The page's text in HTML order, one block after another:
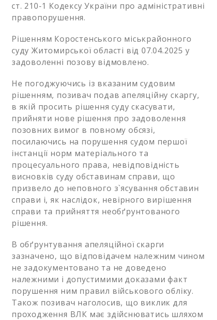
ст. 210-1 Кодексу України про адміністративні
правопорушення.
Рішенням Коростенського міськрайонного
суду Житомирської області від 07.04.2025 у
задоволенні позову відмовлено.
Не погоджуючись із вказаним судовим
рішенням, позивач подав апеляційну скаргу,
в якій просить рішення суду скасувати,
прийняти нове рішення про задоволення
позовних вимог в повному обсязі,
посилаючись на порушення судом першої
інстанції норм матеріального та
процесуального права, невідповідність
висновків суду обставинам справи, що
призвело до неповного з`ясування обставин
справи і, як наслідок, невірного вирішення
справи та прийняття необґрунтованого
рішення.
В обґрунтування апеляційної скарги
зазначено, що відповідачем належним чином
не задокументовано та не доведено
належними і допустимими доказами факт
порушення ним правил військового обліку.
Також позивач наголосив, що виклик для
проходження ВЛК має здійснюватись шляхом